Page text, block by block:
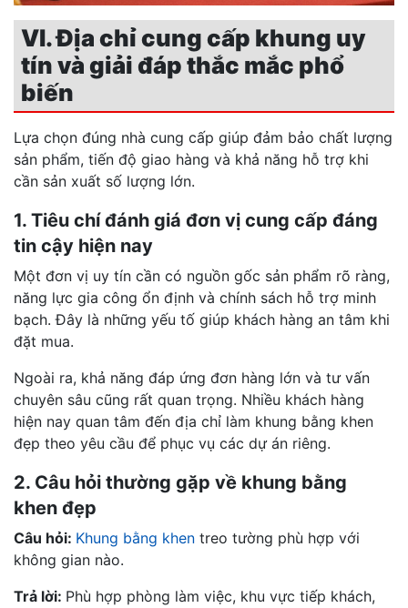
VI. Địa chỉ cung cấp khung uy
tín và giải đáp thắc mắc phổ
biến
Lựa chọn đúng nhà cung cấp giúp đảm bảo chất lượng
sản phẩm, tiến độ giao hàng và khả năng hỗ trợ khi
cần sản xuất số lượng lớn.
1. Tiêu chí đánh giá đơn vị cung cấp đáng
tin cậy hiện nay
Một đơn vị uy tín cần có nguồn gốc sản phẩm rõ ràng,
năng lực gia công ổn định và chính sách hỗ trợ minh
bạch. Đây là những yếu tố giúp khách hàng an tâm khi
đặt mua.
Ngoài ra, khả năng đáp ứng đơn hàng lớn và tư vấn
chuyên sâu cũng rất quan trọng. Nhiều khách hàng
hiện nay quan tâm đến địa chỉ làm khung bằng khen
đẹp theo yêu cầu để phục vụ các dự án riêng.
2. Câu hỏi thường gặp về khung bằng
khen đẹp
Câu hỏi: Khung bằng khen treo tường phù hợp với
không gian nào.
Trả lời: Phù hợp phòng làm việc, khu vực tiếp khách,